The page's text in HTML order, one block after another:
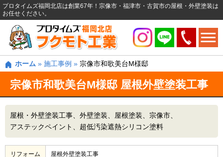
プロタイムズ福岡北店は創業67年！宗像市・福津市・古賀市の屋根・外壁塗装は
お任せください。
ホーム » 施工事例 » 宗像市和歌美台M様邸
宗像市和歌美台M様邸 屋根外壁塗装工事
屋根・外壁塗装工事 外壁塗装 屋根塗装
宗像市
アステックペイント
超低汚染遮熱シリコン塗料
リフォーム
屋根外壁塗装工事